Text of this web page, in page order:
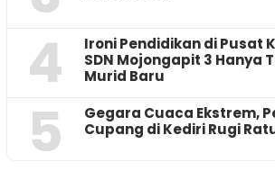
4
Ironi Pendidikan di Pusat
SDN Mojongapit 3 Hanya
Murid Baru
5
‎Gegara Cuaca Ekstrem,
Cupang di Kediri Rugi